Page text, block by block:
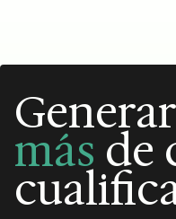
Generar
más de